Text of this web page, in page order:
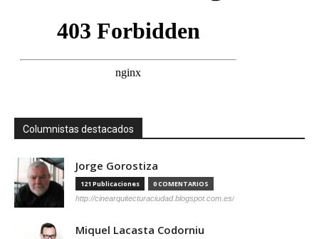
Columnistas destacados
Jorge Gorostiza
121 Publicaciones 0 COMENTARIOS
http://cinearquitecturaciudad.blogspot.com.es/
Miquel Lacasta Codorniu